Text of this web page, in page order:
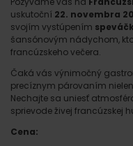
uskutoční 22. novembra
svojím vystúpením
šansónovým nádychom,
francúzskeho večera.
Čaká vás výnimočný
precíznym párovaním
Nechajte sa uniesť
sprievode živej francúzskej
Cena: